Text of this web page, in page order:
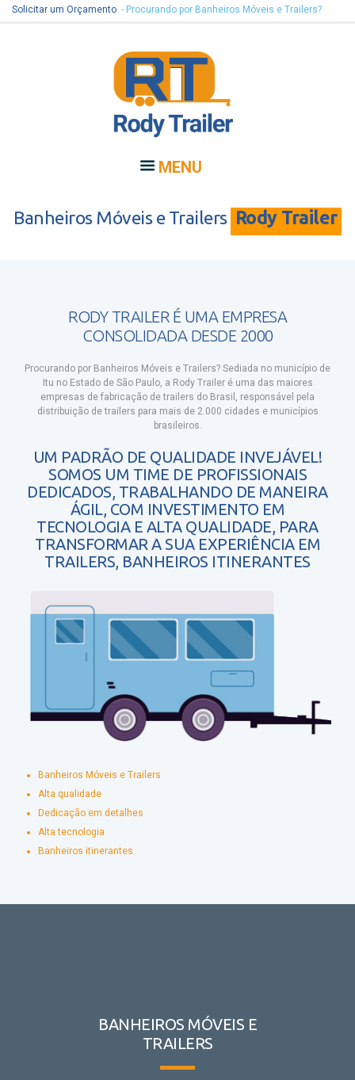
Solicitar um Orçamento - Procurando por Banheiros Móveis e Trailers?
MENU
Banheiros Móveis e Trailers Rody Trailer
RODY TRAILER É UMA EMPRESA
CONSOLIDADA DESDE 2000
Procurando por Banheiros Móveis e Trailers? Sediada no município de
Itu no Estado de São Paulo, a Rody Trailer é uma das maiores
empresas de fabricação de trailers do Brasil, responsável pela
distribuição de trailers para mais de 2.000 cidades e municípios
brasileiros.
UM PADRÃO DE QUALIDADE INVEJÁVEL!
SOMOS UM TIME DE PROFISSIONAIS
DEDICADOS, TRABALHANDO DE MANEIRA
ÁGIL, COM INVESTIMENTO EM
TECNOLOGIA E ALTA QUALIDADE, PARA
TRANSFORMAR A SUA EXPERIÊNCIA EM
TRAILERS, BANHEIROS ITINERANTES
Banheiros Móveis e Trailers
Alta qualidade
Dedicação em detalhes
Alta tecnologia
Banheiros itinerantes
BANHEIROS MÓVEIS E
TRAILERS